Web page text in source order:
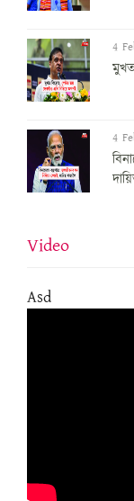
4
4
Video
Asd